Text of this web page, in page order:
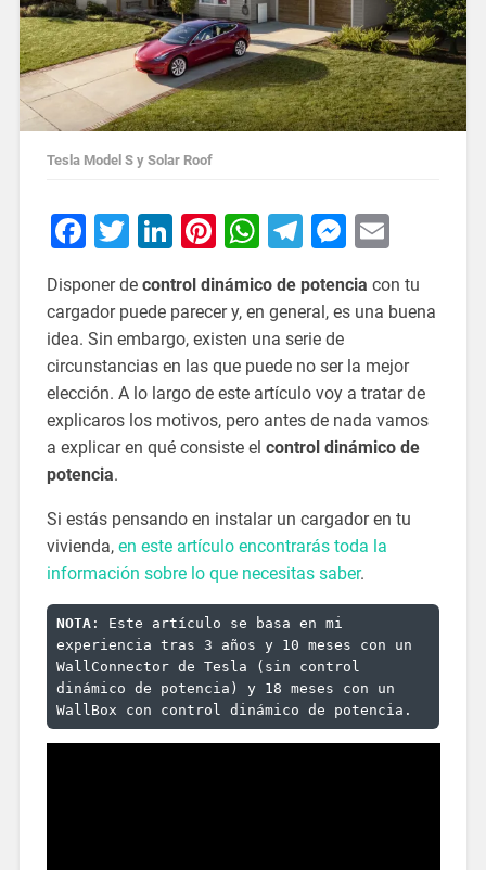
Tesla Model S y Solar Roof
Facebook
Twitter
LinkedIn
Pinterest
WhatsApp
Telegram
Disponer de control dinámico de potencia con tu
cargador puede parecer y, en general, es una buena
idea. Sin embargo, existen una serie de
circunstancias en las que puede no ser la mejor
elección. A lo largo de este artículo voy a tratar de
explicaros los motivos, pero antes de nada vamos
a explicar en qué consiste el control dinámico de
potencia.
Si estás pensando en instalar un cargador en tu
vivienda, en este artículo encontrarás toda la
información sobre lo que necesitas saber.
NOTA: Este artículo se basa en mi
experiencia tras 3 años y 10 meses con un
WallConnector de Tesla (sin control
dinámico de potencia) y 18 meses con un
WallBox con control dinámico de potencia.